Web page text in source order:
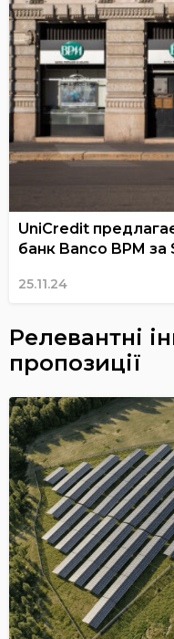
UniCredit
банк Banco BPM за
25.11.24
Релевантні
пропозиції